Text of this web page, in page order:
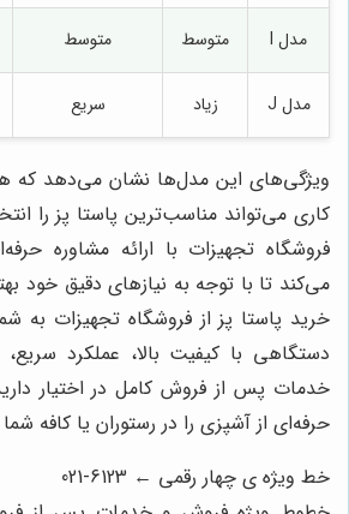
مدل I متوسط متوسط
مدل J زیاد سریع
ویژگی‌های این مدل‌ها نشان می‌دهد که
کاری می‌تواند مناسب‌ترین پاستا پز را
فروشگاه تجهیزات با ارائه مشاوره
می‌کند تا با توجه به نیازهای دقیق خود
خرید پاستا پز از فروشگاه تجهیزات به
دستگاهی با کیفیت بالا، عملکرد
خدمات پس از فروش کامل در اختیار
حرفه‌ای از آشپزی را در رستوران یا کافه
خط ویژه ی چهار رقمی ← 6123-021